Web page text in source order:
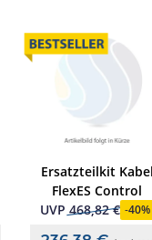
Ersatzteilkit Kabel
FlexES Control
UVP 468,82 € -40%